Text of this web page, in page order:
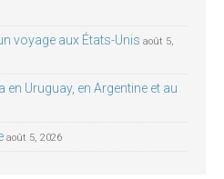
voyage aux États-Unis août 5,
en Uruguay, en Argentine et au
août 5, 2026